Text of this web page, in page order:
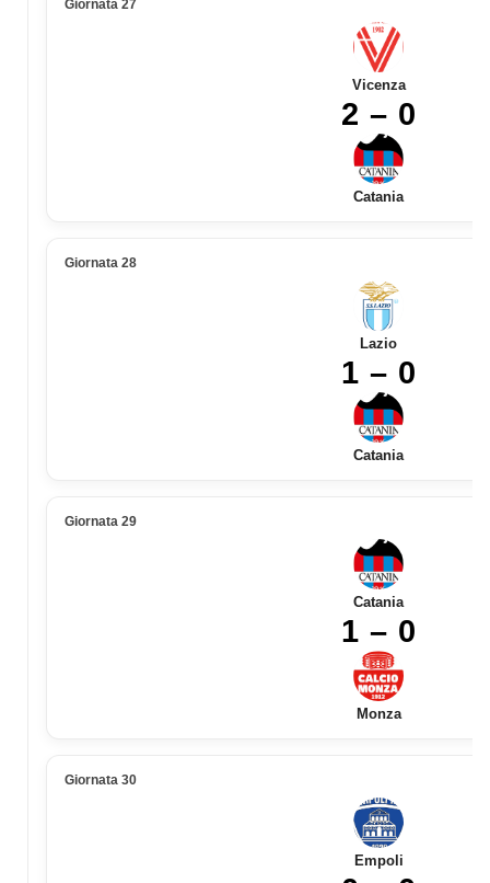
Giornata 27
Vicenza
2 – 0
Catania
Giornata 28
Lazio
1 – 0
Catania
Giornata 29
Catania
1 – 0
Monza
Giornata 30
Empoli